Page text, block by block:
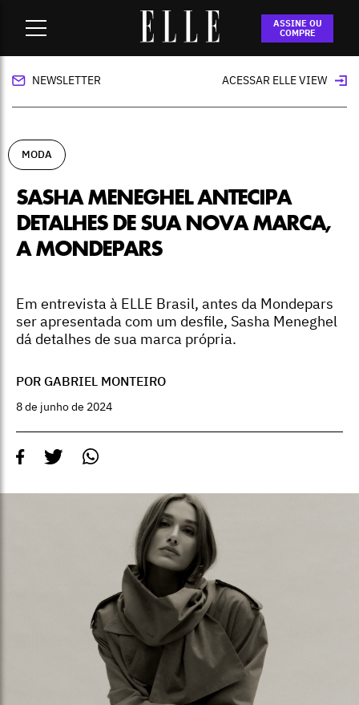
ASSINE OU
COMPRE
Sasha Meneghel antecipa detalhes de sua
nova marca, a Mondepars
NEWSLETTER ACESSAR ELLE VIEW
MODA
SASHA MENEGHEL ANTECIPA
DETALHES DE SUA NOVA MARCA,
A MONDEPARS
Em entrevista à ELLE Brasil, antes da Mondepars
ser apresentada com um desfile, Sasha Meneghel
dá detalhes de sua marca própria.
POR GABRIEL MONTEIRO
8 de junho de 2024